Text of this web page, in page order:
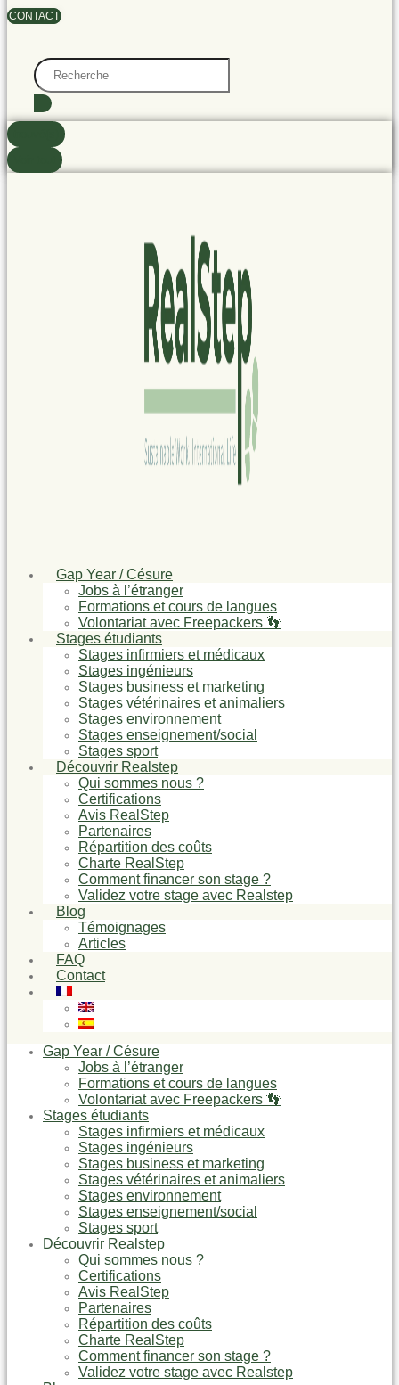
CONTACT
Search
...
Gap Year / Césure
Jobs à l’étranger
Formations et cours de langues
Volontariat avec Freepackers 👣
Stages étudiants
Stages infirmiers et médicaux
Stages ingénieurs
Stages business et marketing
Stages vétérinaires et animaliers
Stages environnement
Stages enseignement/social
Stages sport
Découvrir Realstep
Qui sommes nous ?
Certifications
Avis RealStep
Partenaires
Répartition des coûts
Charte RealStep
Comment financer son stage ?
Validez votre stage avec Realstep
Blog
Témoignages
Articles
FAQ
Contact
Gap Year / Césure
Jobs à l’étranger
Formations et cours de langues
Volontariat avec Freepackers 👣
Stages étudiants
Stages infirmiers et médicaux
Stages ingénieurs
Stages business et marketing
Stages vétérinaires et animaliers
Stages environnement
Stages enseignement/social
Stages sport
Découvrir Realstep
Qui sommes nous ?
Certifications
Avis RealStep
Partenaires
Répartition des coûts
Charte RealStep
Comment financer son stage ?
Validez votre stage avec Realstep